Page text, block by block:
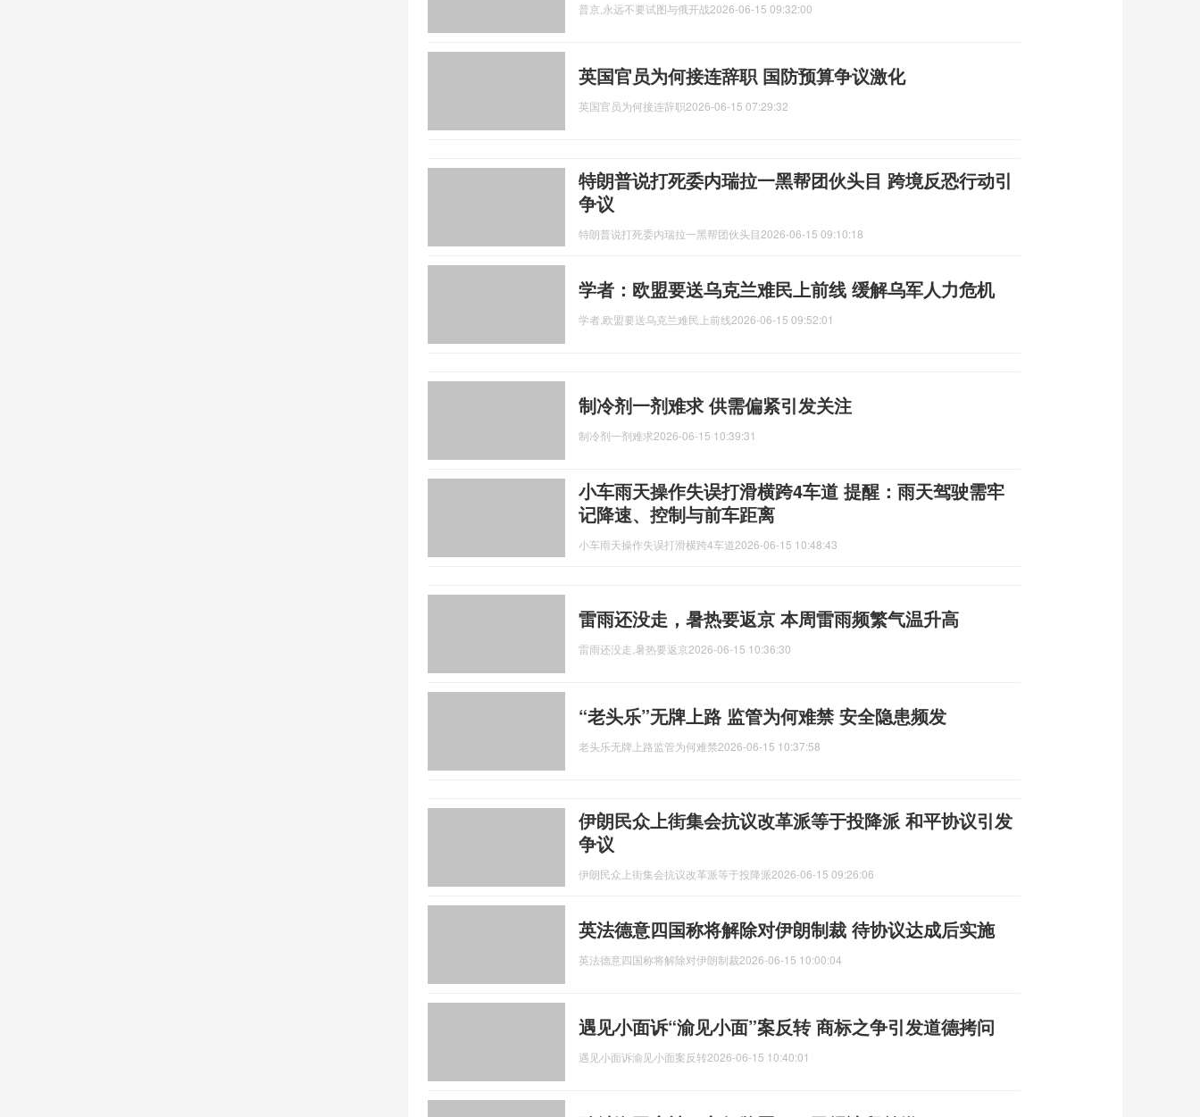
普京,永远不要试图与俄开战2026-06-15 09:32:00
英国官员为何接连辞职 国防预算争议激化
英国官员为何接连辞职2026-06-15 07:29:32
特朗普说打死委内瑞拉一黑帮团伙头目 跨境反恐行动引
争议
特朗普说打死委内瑞拉一黑帮团伙头目2026-06-15 09:10:18
学者：欧盟要送乌克兰难民上前线 缓解乌军人力危机
学者,欧盟要送乌克兰难民上前线2026-06-15 09:52:01
制冷剂一剂难求 供需偏紧引发关注
制冷剂一剂难求2026-06-15 10:39:31
小车雨天操作失误打滑横跨4车道 提醒：雨天驾驶需牢
记降速、控制与前车距离
小车雨天操作失误打滑横跨4车道2026-06-15 10:48:43
雷雨还没走，暑热要返京 本周雷雨频繁气温升高
雷雨还没走,暑热要返京2026-06-15 10:36:30
“老头乐”无牌上路 监管为何难禁 安全隐患频发
老头乐无牌上路监管为何难禁2026-06-15 10:37:58
伊朗民众上街集会抗议改革派等于投降派 和平协议引发
争议
伊朗民众上街集会抗议改革派等于投降派2026-06-15 09:26:06
英法德意四国称将解除对伊朗制裁 待协议达成后实施
英法德意四国称将解除对伊朗制裁2026-06-15 10:00:04
遇见小面诉“渝见小面”案反转 商标之争引发道德拷问
遇见小面诉渝见小面案反转2026-06-15 10:40:01